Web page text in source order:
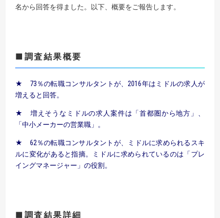
名から回答を得ました。以下、概要をご報告します。
■調査結果概要
★ 73％の転職コンサルタントが、2016年はミドルの求人が
増えると回答。
★ 増えそうなミドルの求人案件は「首都圏から地方」、
「中小メーカーの営業職」。
★ 62％の転職コンサルタントが、ミドルに求められるスキ
ルに変化があると指摘。
ミドルに求められているのは「プレ
イングマネージャー」の役割。
■調査結果詳細